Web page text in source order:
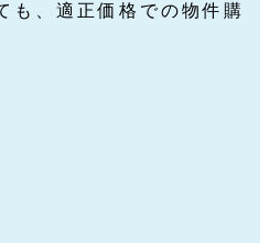
も、適正価格での物件購